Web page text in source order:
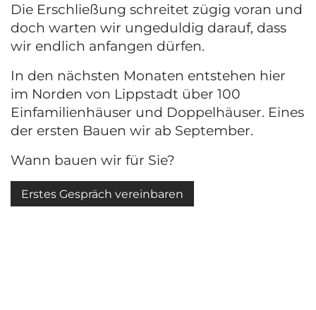
Die Erschließung schreitet zügig voran und
doch warten wir ungeduldig darauf, dass
wir endlich anfangen dürfen.
In den nächsten Monaten entstehen hier
im Norden von Lippstadt über 100
Einfamilienhäuser und Doppelhäuser. Eines
der ersten Bauen wir ab September.
Wann bauen wir für Sie?
Erstes Gespräch vereinbaren